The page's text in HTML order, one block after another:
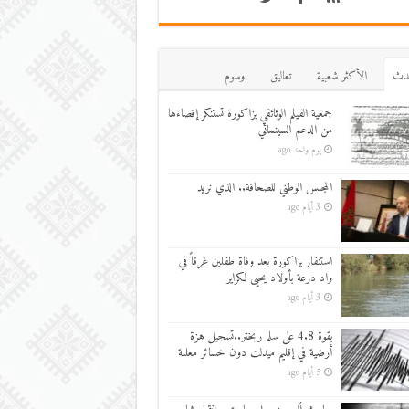
اﻷكثر شعبية تعاليق
وسوم
جمعية الفيلم الوثائقي بزاكورة تستنكر إقصاءها
من الدعم السينمائي
يوم واحد ago
المجلس الوطني للصحافة.. الذي نريد
3 أيام ago
استنفار بزاكورة بعد وفاة طفلين غرقاً في
واد درعة بأولاد يحيى لكراير
3 أيام ago
بقوة 4.8 على سلم ريختر..تسجيل هزة
أرضية في إقليم ميدلت دون خسائر معلنة
5 أيام ago